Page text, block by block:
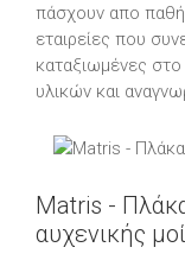
πάσχουν απο
εταιρείες που
καταξιωμένες
υλικών και
Matris -
αυχενικής